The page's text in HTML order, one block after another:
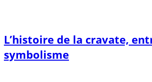
L’histoire de la cravate,
symbolisme